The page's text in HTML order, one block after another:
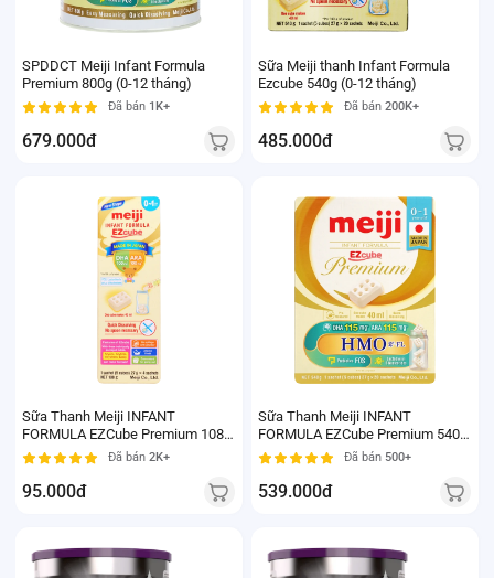
SPDDCT Meiji Infant Formula
Premium 800g (0-12 tháng)
Đã bán 1K+
679.000đ
Sữa Meiji thanh Infant Formula
Ezcube 540g (0-12 tháng)
Đã bán 200K+
485.000đ
Sữa Thanh Meiji INFANT
FORMULA EZCube Premium 108g
(0-12 tháng)
Đã bán 2K+
95.000đ
Sữa Thanh Meiji INFANT
FORMULA EZCube Premium 540g
(0-12 tháng)
Đã bán 500+
539.000đ